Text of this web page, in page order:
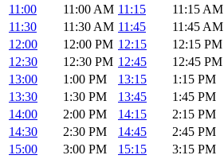
11:00
11:00 AM 11:15
11:15 AM
11:30
11:30 AM 11:45
11:45 AM
12:00
12:00 PM 12:15
12:15 PM
12:30
12:30 PM 12:45
12:45 PM
13:00
1:00 PM 13:15
1:15 PM
13:30
1:30 PM 13:45
1:45 PM
14:00
2:00 PM 14:15
2:15 PM
14:30
2:30 PM 14:45
2:45 PM
15:00
3:00 PM 15:15
3:15 PM